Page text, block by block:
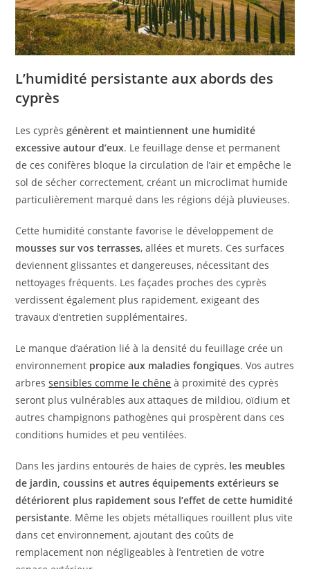
L’humidité persistante aux abords des
cyprès
Les cyprèsgénèrent et maintiennent une humidité
excessive autour d’eux. Le feuillage dense et permanent
de ces conifères bloque la circulation de l’air et empêche le
sol de sécher correctement, créant un microclimat humide
particulièrement marqué dans les régions déjà pluvieuses.
Cette humidité constante favorise le développement de
mousses sur vos terrasses, allées et murets. Ces surfaces
deviennent glissantes et dangereuses, nécessitant des
nettoyages fréquents. Les façades proches des cyprès
verdissent également plus rapidement, exigeant des
travaux d’entretien supplémentaires.
Le manque d’aération lié à la densité du feuillage crée un
environnement propice aux maladies fongiques. Vos autres
arbressensibles comme le chêne à proximité des cyprès
seront plus vulnérables aux attaques de mildiou, oïdium et
autres champignons pathogènes qui prospèrent dans ces
conditions humides et peu ventilées.
Dans les jardins entourés de haies de cyprès, les meubles
de jardin, coussins et autres équipements extérieurs se
détériorent plus rapidement sous l’effet de cette humidité
persistante. Même les objets métalliques rouillent plus vite
dans cet environnement, ajoutant des coûts de
remplacement non négligeables à l’entretien de votre